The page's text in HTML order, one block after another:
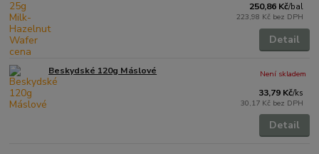
250,86 Kč/bal
223,98 Kč bez DPH
Detail
Beskydské 120g Máslové
33,79 Kč/ks
30,17 Kč bez DPH
Není skladem
Detail